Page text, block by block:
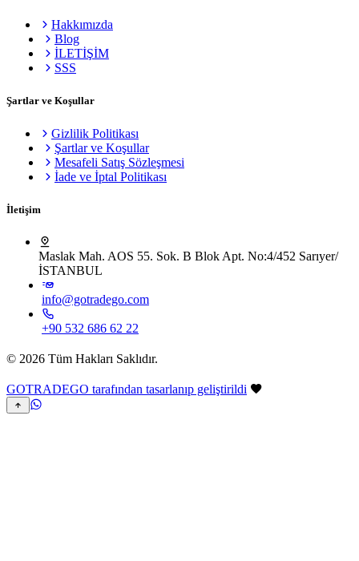
Hakkımızda
Blog
İLETİŞİM
SSS
Şartlar ve Koşullar
Gizlilik Politikası
Şartlar ve Koşullar
Mesafeli Satış Sözleşmesi
İade ve İptal Politikası
İletişim
Maslak Mah. AOS 55. Sok. B Blok Apt. No:4/452 Sarıyer/
İSTANBUL
info@gotradego.com
+90 532 686 62 22
© 2026 Tüm Hakları Saklıdır.
GOTRADEGO tarafından tasarlanıp geliştirildi